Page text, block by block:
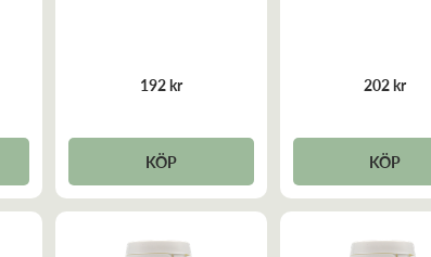
192 kr
KÖP
202 kr
KÖP